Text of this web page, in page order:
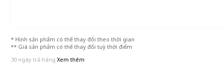
* Hình sản phẩm có thể thay đổi theo thời gian
** Giá sản phẩm có thể thay đổi tuỳ thời điểm
30 ngày trả hàng Xem thêm